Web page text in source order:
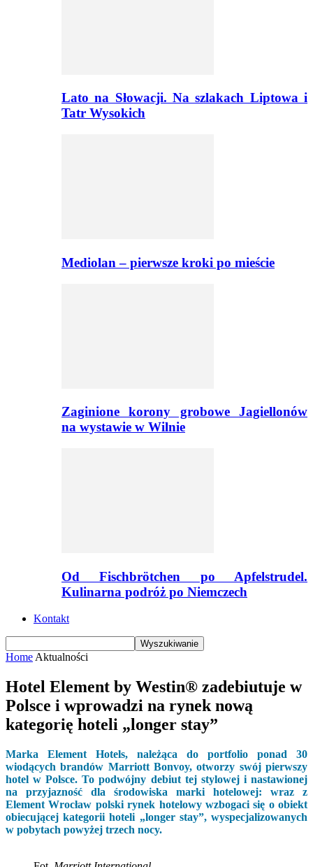
Lato na Słowacji. Na szlakach Liptowa i
Tatr Wysokich
Mediolan – pierwsze kroki po mieście
Zaginione korony grobowe Jagiellonów
na wystawie w Wilnie
Od Fischbrötchen po Apfelstrudel.
Kulinarna podróż po Niemczech
Kontakt
Home Aktualności
Hotel Element by Westin® zadebiutuje w
Polsce i wprowadzi na rynek nową
kategorię hoteli „longer stay”
Marka Element Hotels, należąca do portfolio ponad 30
wiodących brandów Marriott Bonvoy, otworzy swój pierwszy
hotel w Polsce. To podwójny debiut tej stylowej i nastawionej
na przyjazność dla środowiska marki hotelowej: wraz z
Element Wrocław polski rynek hotelowy wzbogaci się o obiekt
obiecującej kategorii hoteli „longer stay”, wyspecjalizowanych
w pobytach powyżej trzech nocy.